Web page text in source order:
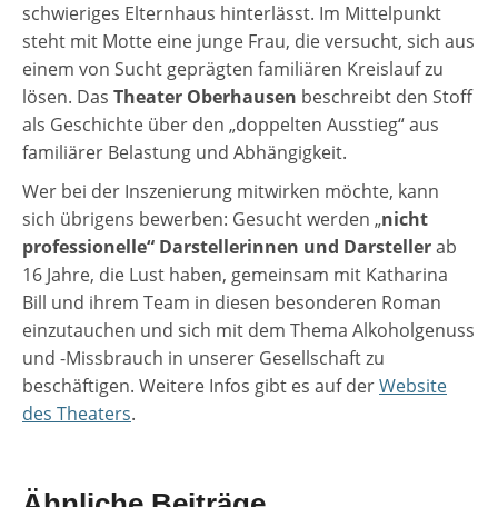
schwieriges Elternhaus hinterlässt. Im Mittelpunkt
steht mit Motte eine junge Frau, die versucht, sich aus
einem von Sucht geprägten familiären Kreislauf zu
lösen. Das Theater Oberhausen beschreibt den Stoff
als Geschichte über den „doppelten Ausstieg“ aus
familiärer Belastung und Abhängigkeit.
Wer bei der Inszenierung mitwirken möchte, kann
sich übrigens bewerben: Gesucht werden „nicht
professionelle“ Darstellerinnen und Darstellerab
16 Jahre, die Lust haben, gemeinsam mit Katharina
Bill und ihrem Team in diesen besonderen Roman
einzutauchen und sich mit dem Thema Alkoholgenuss
und -Missbrauch in unserer Gesellschaft zu
beschäftigen. Weitere Infos gibt es auf derWebsite
des Theaters.